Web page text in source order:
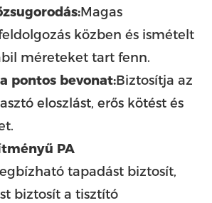
Magas
közben és ismételt
méreteket tart fenn.
pontos bevonat:Biztosítja az
eloszlást, erős kötést és
PA
tapadást biztosít,
biztosít a tisztító